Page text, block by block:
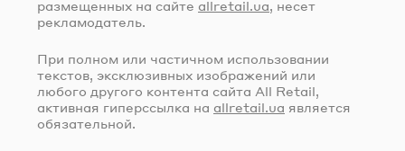
размещенных на сайте allretail.ua , несет
рекламодатель.
При полном или частичном использовании
текстов, эксклюзивных изображений или
любого другого контента сайта All Retail,
активная гиперссылка на allretail.ua является
обязательной.